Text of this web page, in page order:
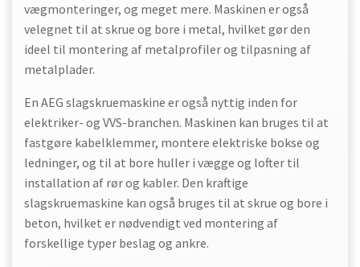
vægmonteringer, og meget mere. Maskinen er også
velegnet til at skrue og bore i metal, hvilket gør den
ideel til montering af metalprofiler og tilpasning af
metalplader.
En AEG slagskruemaskine er også nyttig inden for
elektriker- og VVS-branchen. Maskinen kan bruges til at
fastgøre kabelklemmer, montere elektriske bokse og
ledninger, og til at bore huller i vægge og lofter til
installation af rør og kabler. Den kraftige
slagskruemaskine kan også bruges til at skrue og bore i
beton, hvilket er nødvendigt ved montering af
forskellige typer beslag og ankre.